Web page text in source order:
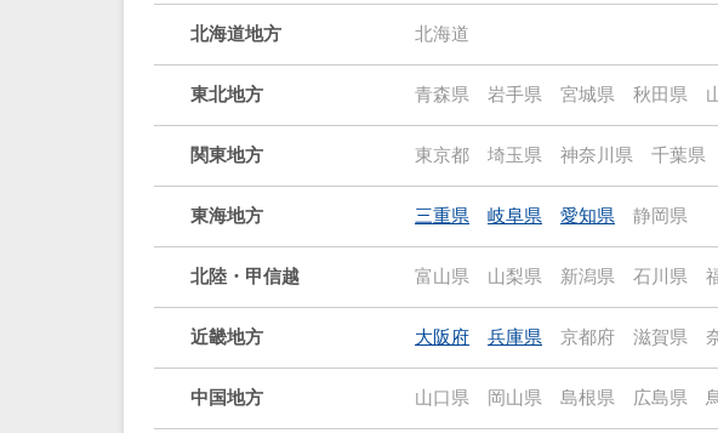
北海道地方 北海道
東北地方 青森県 岩手県 宮城県 秋田県
関東地方 東京都 埼玉県 神奈川県 千葉県
東海地方 三重県 岐阜県 愛知県 静岡県
北陸・甲信越 富山県 山梨県 新潟県 石川県
近畿地方 大阪府 兵庫県 京都府 滋賀県
中国地方 山口県 岡山県 島根県 広島県